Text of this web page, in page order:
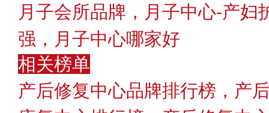
月子会所品牌，月子中心-产妇
强，月子中心哪家好
相关榜单
产后修复中心品牌排行榜，产